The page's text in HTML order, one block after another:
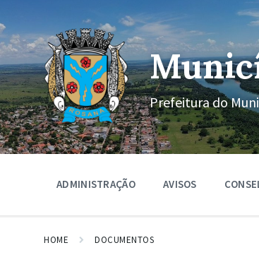
o
conteúdo
a
navegação
principal
o
rodapé
Prefeitura do
ADMINISTRAÇÃO AVISOS
HOME DOCUMENTOS